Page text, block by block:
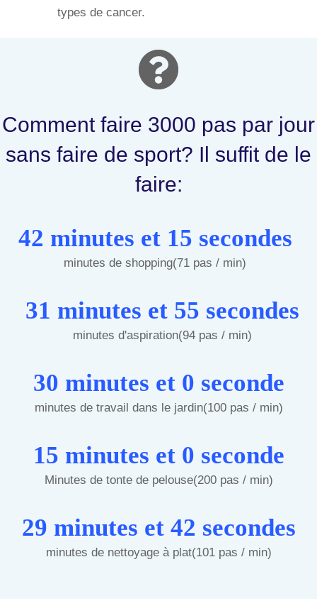
types de cancer.
Comment faire 3000 pas par jour
sans faire de sport? Il suffit de le
faire:
42 minutes et 15 secondes
minutes de shopping(71 pas / min)
31 minutes et 55 secondes
minutes d'aspiration(94 pas / min)
30 minutes et 0 seconde
minutes de travail dans le jardin(100 pas / min)
15 minutes et 0 seconde
Minutes de tonte de pelouse(200 pas / min)
29 minutes et 42 secondes
minutes de nettoyage à plat(101 pas / min)